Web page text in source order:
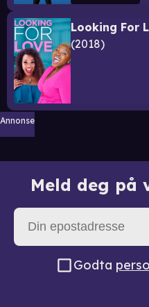
Looking For
2018
Annonse
Meld deg på
Godta